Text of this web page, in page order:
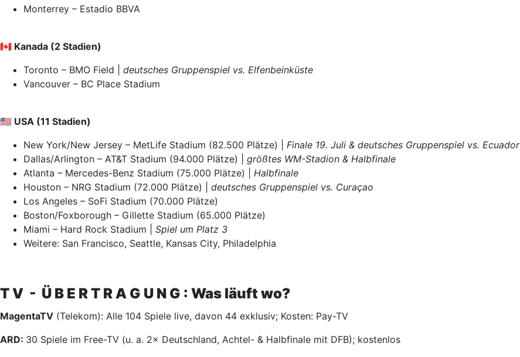
Monterrey – Estadio BBVA
🇨🇦 Kanada (2 Stadien)
Toronto – BMO Field | deutsches Gruppenspiel vs. Elfenbeinküste
Vancouver – BC Place Stadium
🇺🇸 USA (11 Stadien)
New York/New Jersey – MetLife Stadium (82.500 Plätze) | Finale 19. Juli & deutsches Gruppenspiel vs. Ecuador
Dallas/Arlington – AT&T Stadium (94.000 Plätze) | größtes WM-Stadion & Halbfinale
Atlanta – Mercedes-Benz Stadium (75.000 Plätze) | Halbfinale
Houston – NRG Stadium (72.000 Plätze) | deutsches Gruppenspiel vs. Curaçao
Los Angeles – SoFi Stadium (70.000 Plätze)
Boston/Foxborough – Gillette Stadium (65.000 Plätze)
Miami – Hard Rock Stadium | Spiel um Platz 3
Weitere: San Francisco, Seattle, Kansas City, Philadelphia
T V - Ü B E R T R A G U N G : Was läuft wo?
MagentaTV (Telekom): Alle 104 Spiele live, davon 44 exklusiv; Kosten: Pay-TV
ARD: 30 Spiele im Free-TV (u. a. 2× Deutschland, Achtel- & Halbfinale mit DFB); kostenlos